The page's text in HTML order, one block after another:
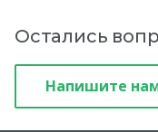
Остались
Напишите